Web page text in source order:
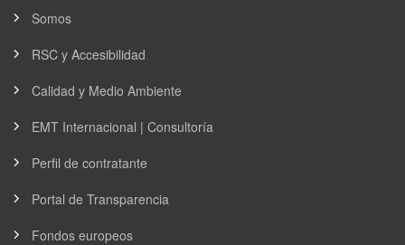
Somos
RSC y Accesibilidad
Calidad y Medio Ambiente
EMT Internacional | Consultoría
Perfil de contratante
Portal de Transparencia
Fondos europeos